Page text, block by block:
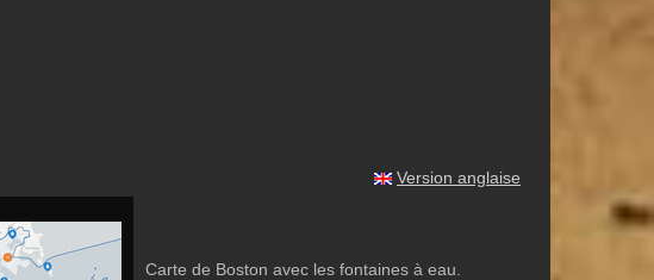
Version anglaise
Carte de Boston avec les fontaines à eau.